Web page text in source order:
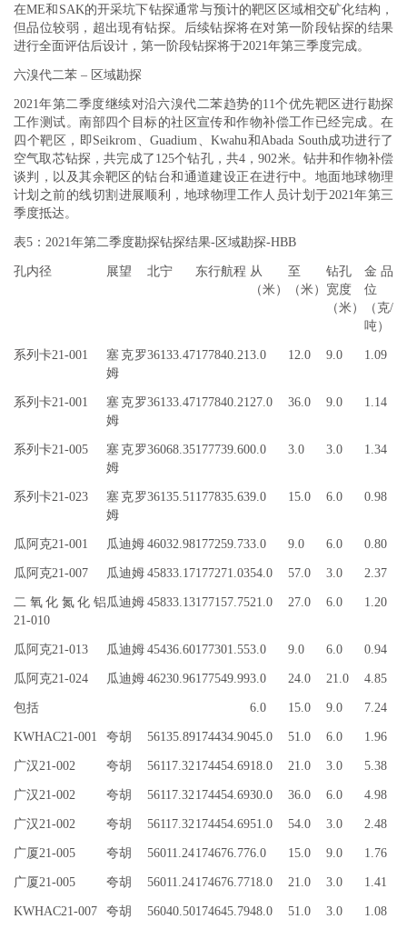
在ME和SAK的开采坑下钻探通常与预计的靶区区域相交矿化结构，
但品位较弱，超出现有钻探。后续钻探将在对第一阶段钻探的结果
进行全面评估后设计，第一阶段钻探将于2021年第三季度完成。
六溴代二苯 – 区域勘探
2021年第二季度继续对沿六溴代二苯趋势的11个优先靶区进行勘探
工作测试。南部四个目标的社区宣传和作物补偿工作已经完成。在
四个靶区，即Seikrom、Guadium、Kwahu和Abada South成功进行了
空气取芯钻探，共完成了125个钻孔，共4，902米。钻井和作物补偿
谈判，以及其余靶区的钻台和通道建设正在进行中。地面地球物理
计划之前的线切割进展顺利，地球物理工作人员计划于2021年第三
季度抵达。
表5：2021年第二季度勘探钻探结果-区域勘探-HBB
孔内径 展望 北宁 东行航程 从
（米）
至
（米）
钻孔
宽度
（米）
金品
位
（克/
吨）
系列卡21-001
塞克罗
姆
36133.47177840.213.0 12.0 9.0 1.09
系列卡21-001
塞克罗
姆
36133.47177840.21 27.0 36.0 9.0 1.14
系列卡21-005
塞克罗
姆
36068.35177739.600.0 3.0 3.0 1.34
系列卡21-023
塞克罗
姆
36135.51 177835.639.0 15.0 6.0 0.98
瓜阿克21-001 瓜迪姆 46032.98177259.733.0 9.0 6.0 0.80
瓜阿克21-007 瓜迪姆 45833.17177271.0354.0 57.0 3.0 2.37
二氧化氮化铝
21-010
瓜迪姆 45833.13177157.7521.0 27.0 6.0 1.20
瓜阿克21-013 瓜迪姆 45436.60177301.553.0 9.0 6.0 0.94
瓜阿克21-024 瓜迪姆 46230.96177549.993.0 24.0 21.0 4.85
包括 6.0 15.0 9.0 7.24
KWHAC21-001 夸胡 56135.89174434.9045.0 51.0 6.0 1.96
广汉21-002 夸胡 56117.32 174454.6918.0 21.0 3.0 5.38
广汉21-002 夸胡 56117.32 174454.6930.0 36.0 6.0 4.98
广汉21-002 夸胡 56117.32 174454.6951.0 54.0 3.0 2.48
广厦21-005 夸胡 56011.24174676.776.0 15.0 9.0 1.76
广厦21-005 夸胡 56011.24174676.7718.0 21.0 3.0 1.41
KWHAC21-007 夸胡 56040.50174645.7948.0 51.0 3.0 1.08